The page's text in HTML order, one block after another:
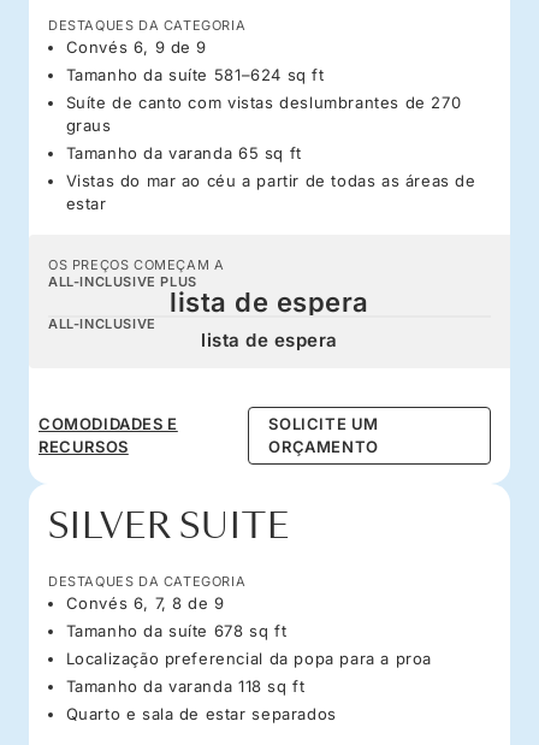
DESTAQUES DA CATEGORIA
Convés 6, 9 de 9
Tamanho da suíte 581–624 sq ft
Suíte de canto com vistas deslumbrantes de 270
graus
Tamanho da varanda 65 sq ft
Vistas do mar ao céu a partir de todas as áreas de
estar
OS PREÇOS COMEÇAM A
ALL-INCLUSIVE PLUS
lista de espera
ALL-INCLUSIVE
lista de espera
COMODIDADES E
RECURSOS
SOLICITE UM
ORÇAMENTO
SILVER SUITE
DESTAQUES DA CATEGORIA
Convés 6, 7, 8 de 9
Tamanho da suíte 678 sq ft
Localização preferencial da popa para a proa
Tamanho da varanda 118 sq ft
Quarto e sala de estar separados